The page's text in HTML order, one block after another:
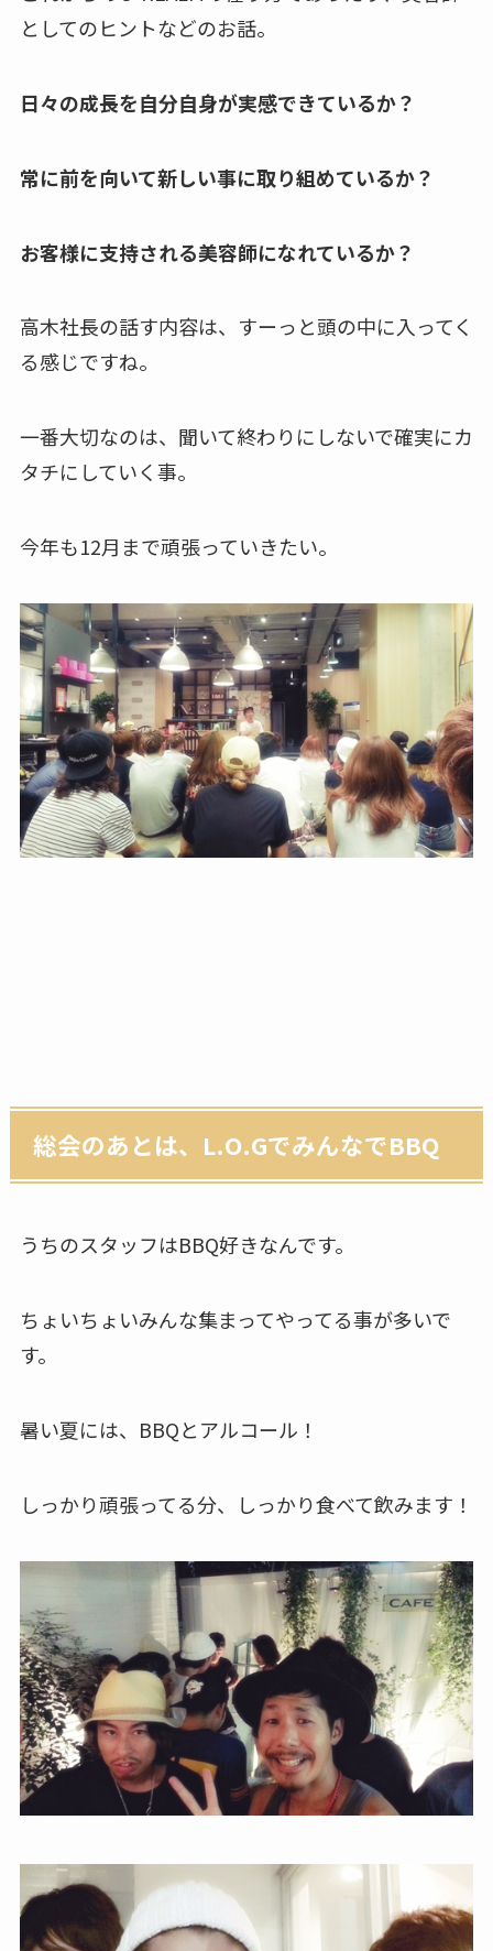
としてのヒントなどのお話。
日々の成長を自分自身が実感できているか？
常に前を向いて新しい事に取り組めているか？
お客様に支持される美容師になれているか？
高木社長の話す内容は、すーっと頭の中に入ってく
る感じですね。
一番大切なのは、聞いて終わりにしないで確実にカ
タチにしていく事。
今年も12月まで頑張っていきたい。
総会のあとは、L.O.GでみんなでBBQ
うちのスタッフはBBQ好きなんです。
ちょいちょいみんな集まってやってる事が多いで
す。
暑い夏には、BBQとアルコール！
しっかり頑張ってる分、しっかり食べて飲みます！